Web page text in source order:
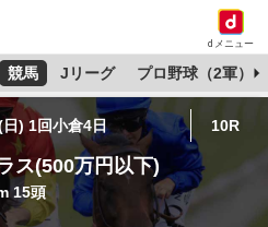
dメニュー
競馬 Jリーグ プロ野球（2軍）
) 1回小倉4日 10R
ス(500万円以下)
15頭